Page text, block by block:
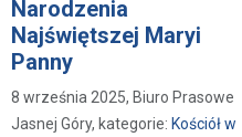
Narodzenia
Najświętszej Maryi
Panny
8 września 2025, Biuro Prasowe
Jasnej Góry, kategorie: Kościół w